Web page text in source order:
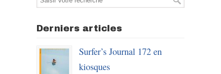
Derniers articles
Surfer’s Journal 172 en
kiosques